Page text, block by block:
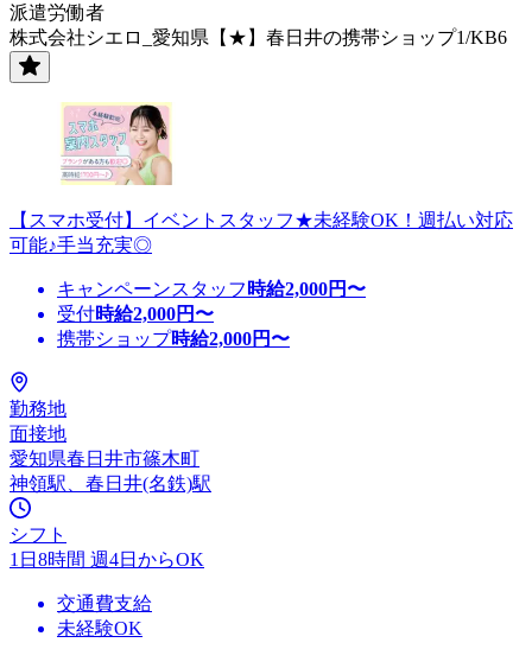
派遣労働者
株式会社シエロ_愛知県【★】春日井の携帯ショップ1/KB6
【スマホ受付】イベントスタッフ★未経験OK！週払い対応
可能♪手当充実◎
キャンペーンスタッフ 時給2,000円〜
受付時給2,000円〜
携帯ショップ時給2,000円〜
勤務地
面接地
愛知県春日井市篠木町
神領駅、春日井(名鉄)駅
シフト
1日8時間 週4日からOK
交通費支給
未経験OK